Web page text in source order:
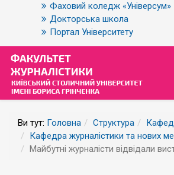
Фаховий коледж «Універсум»
Докторська школа
Портал Університету
Ви тут: Головна Структура
Кафедра журналістики та нових
Майбутні журналісти відвідали